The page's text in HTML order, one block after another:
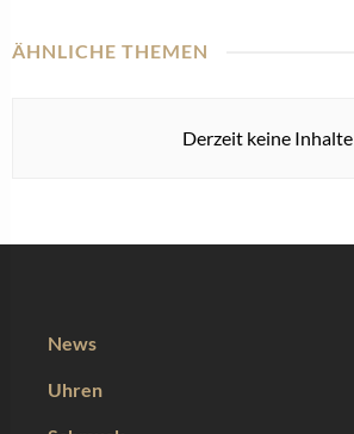
ÄHNLICHE THEMEN
Derzeit keine Inhalte
News
Uhren